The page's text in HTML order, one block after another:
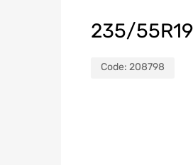
235/55R19
Code: 208798